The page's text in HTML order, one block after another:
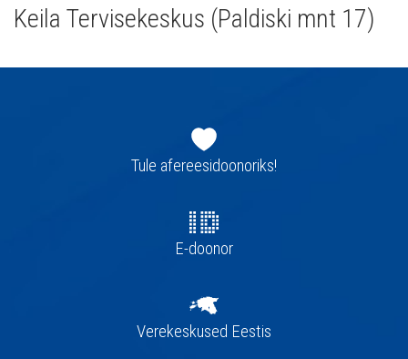
Keila Tervisekeskus (Paldiski mnt 17)
navigatsioonTule afereesidoonoriks!
E-doonor
Verekeskused Eestis